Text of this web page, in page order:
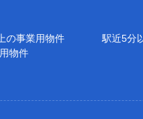
の事業用物件 駅近5分
物件